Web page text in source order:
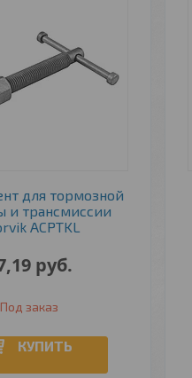
для тормозной
и трансмиссии
ACPTKL
руб.
Под заказ
КУПИТЬ